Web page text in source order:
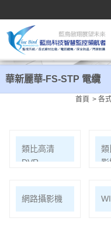
華新麗華-FS-STP 電纜
首頁 各
類比高清
DVR
類
影
網路攝影機